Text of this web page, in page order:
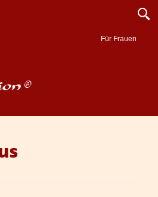
Für Frauen